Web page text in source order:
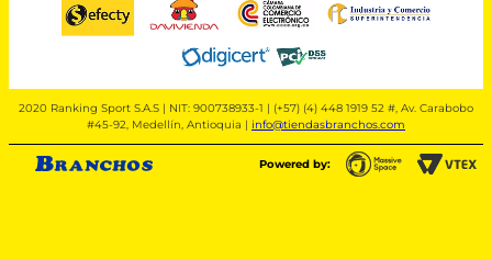
2020 Ranking Sport S.A.S | NIT: 900738933-1 | (+57) (4) 448 1919 52 #, Av. Carabobo
#45-92, Medellín, Antioquia | info@tiendasbranchos.com
Powered by: